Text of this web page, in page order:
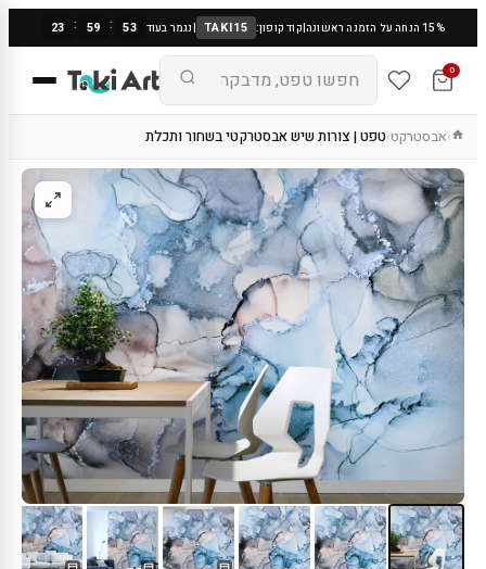
15% הנחה על הזמנה ראשונה |קוד קופון: TAKI15
|נגמר בעוד 23 : 59 : 52
0
›אבסטרקט›טפט | צורות שיש אבסטרקטי בשחור ותכלת